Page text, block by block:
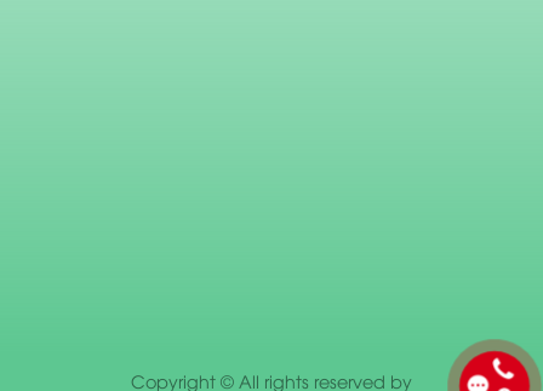
Copyright © All rights reserved by